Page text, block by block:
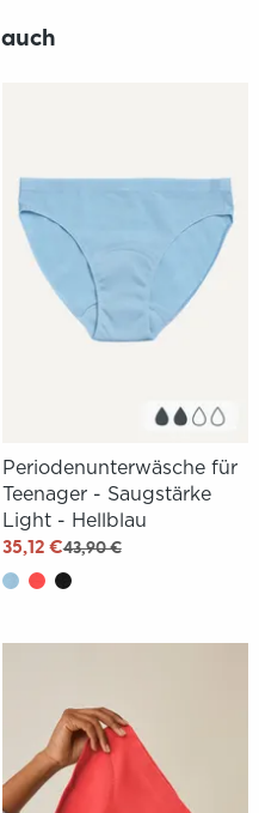
Periodenunterwäsche für
Teenager - Saugstärke
Light - Hellblau
35,12 €43,90 €